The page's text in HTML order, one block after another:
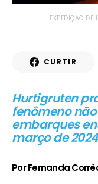
EXPEDIÇÃO DE
CURTIR
Hurtigruten
fenômeno
embarques
março de 2024
Por Fernanda